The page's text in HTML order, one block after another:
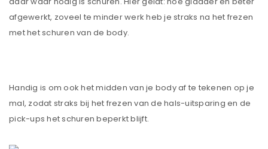
afgewerkt, zoveel te minder werk heb je straks na het frezen
met het schuren van de body.
Handig is om ook het midden van je body af te tekenen op je
mal, zodat straks bij het frezen van de hals-uitsparing en de
pick-ups het schuren beperkt blijft.